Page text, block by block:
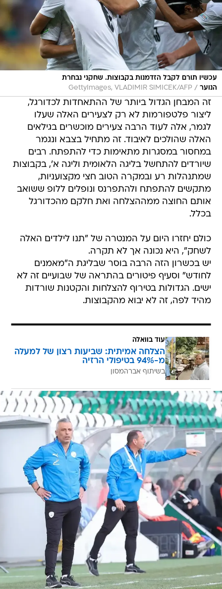
עכשיו תורם לקבל הזדמנות בקבוצות. שחקני נבחרת
הנוער /
GettyImages, VLADIMIR SIMICEK/AFP
זה המבחן הגדול ביותר של ההתאחדות לכדורגל,
ליצור פלטפורמות לא רק לצעירים האלה שעלו
לגמר, אלה לעוד הרבה צעירים מוכשרים בגילאים
האלה שהולכים לאיבוד. זה מתחיל בצבא ונגמר
במחסור במסגרות מתאימות כדי להתפתח. רבים
שיורדים להתחשל בליגה הלאומית וליגה א', בקבוצות
שמתנהלות רע ובמקרה הטוב חצי מקצועניות,
מתקשים להתפתח ולהתפרנס ונופלים ללופ ששואב
אותם החוצה ממההצלחה ואת חלקם מהכדורגל
בכלל.
כולם יחזרו היום על המנטרה של "תנו לילדים האלה
לשחק", היא נכונה אך לא תקרה.
יש בכשרון הזה הרבה בוסר שבליגת ה"מאמנים
לחודש" וסעיף פיטורים בהתראה של שבועיים זה לא
ישים. הגדולות בטירוף להצלחות והקטנות שורדות
מהיד לפה, זה לא יבוא מהקבוצות.
עוד בוואלה
הצלחה אמיתית: שביעות רצון של למעלה
מ-94% בטיפולי הרזיה
בשיתוף אברהמסון